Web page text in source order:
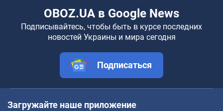
OBOZ.UA в Google News
Подписывайтесь, чтобы быть в курсе последних
новостей Украины и мира сегодня
Подписаться
Загружайте наше приложение